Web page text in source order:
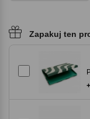
Zapakuj ten